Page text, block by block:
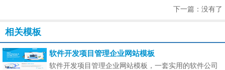
下一篇：没有了
相关模板
软件开发项目管理企业网站模板
软件开发项目管理企业网站模板，一套实用的软件公司